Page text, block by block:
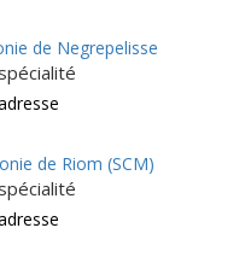
de Negrepelisse
de Riom (SCM)